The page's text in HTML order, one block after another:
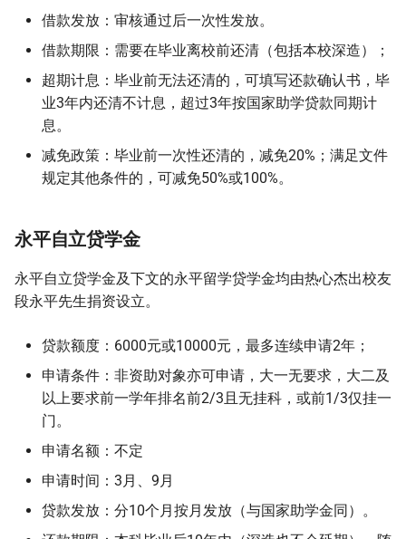
借款发放：审核通过后一次性发放。
借款期限：需要在毕业离校前还清（包括本校深造）；
超期计息：毕业前无法还清的，可填写还款确认书，毕
业3年内还清不计息，超过3年按国家助学贷款同期计
息。
减免政策：毕业前一次性还清的，减免20%；满足文件
规定其他条件的，可减免50%或100%。
永平自立贷学金
永平自立贷学金及下文的永平留学贷学金均由热心杰出校友
段永平先生捐资设立。
贷款额度：6000元或10000元，最多连续申请2年；
申请条件：非资助对象亦可申请，大一无要求，大二及
以上要求前一学年排名前2/3且无挂科，或前1/3仅挂一
门。
申请名额：不定
申请时间：3月、9月
贷款发放：分10个月按月发放（与国家助学金同）。